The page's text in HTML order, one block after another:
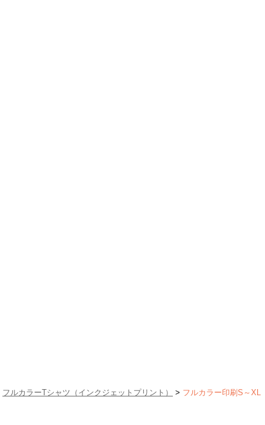
フルカラーTシャツ（インクジェットプリント） > フルカラー印刷S～XL